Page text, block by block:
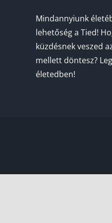
Mindannyiunk
lehetőség a Tied!
küzdésnek veszed
mellett döntesz?
életedben!